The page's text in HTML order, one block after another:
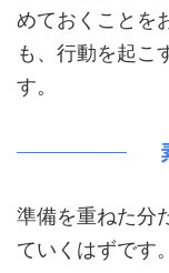
めておくことを
も、行動を起こ
す。
準備を重ねた分
ていくはずです。